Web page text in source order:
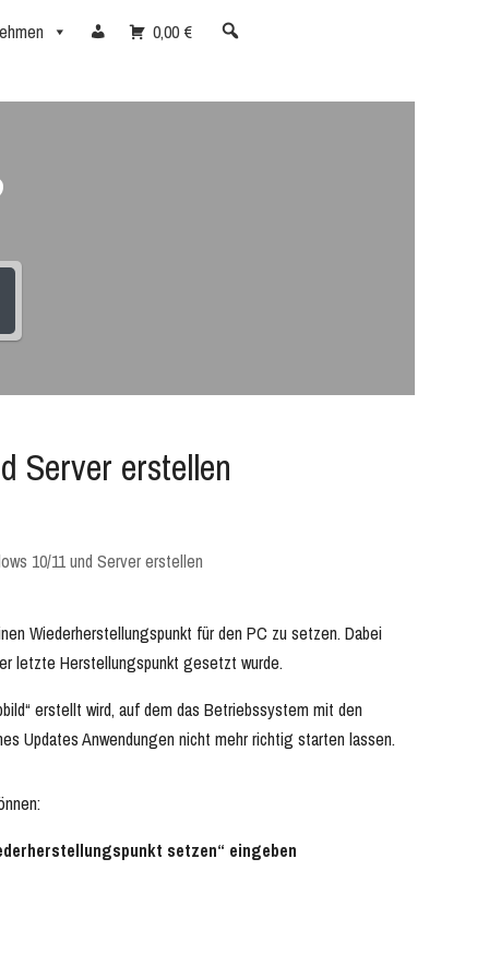
0,00 €
Server erstellen
10/11 und Server erstellen
Wiederherstellungspunkt für den PC zu setzen. Dabei
letzte Herstellungspunkt gesetzt wurde.
erstellt wird, auf dem das Betriebssystem mit den
Updates Anwendungen nicht mehr richtig starten lassen.
setzen“ eingeben